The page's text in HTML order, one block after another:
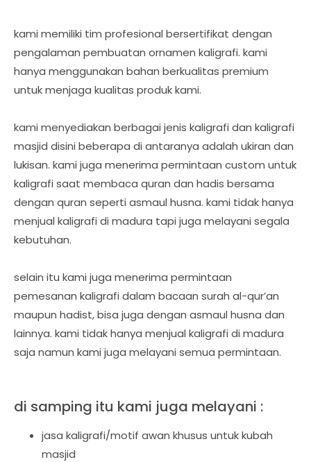
kami memiliki tim profesional bersertifikat dengan
pengalaman pembuatan ornamen kaligrafi. kami
hanya menggunakan bahan berkualitas premium
untuk menjaga kualitas produk kami.
kami menyediakan berbagai jenis kaligrafi dan kaligrafi
masjid disini beberapa di antaranya adalah ukiran dan
lukisan. kami juga menerima permintaan custom untuk
kaligrafi saat membaca quran dan hadis bersama
dengan quran seperti asmaul husna. kami tidak hanya
menjual kaligrafi di madura tapi juga melayani segala
kebutuhan.
selain itu kami juga menerima permintaan
pemesanan kaligrafi dalam bacaan surah al-qur’an
maupun hadist, bisa juga dengan asmaul husna dan
lainnya. kami tidak hanya menjual kaligrafi di madura
saja namun kami juga melayani semua permintaan.
di samping itu kami juga melayani :
jasa kaligrafi/motif awan khusus untuk kubah
masjid